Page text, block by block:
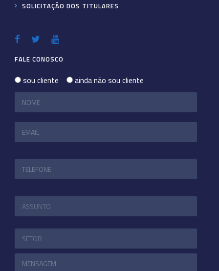
SOLICITAÇÃO DOS TITULARES
FALE CONOSCO
sou cliente ainda não sou cliente